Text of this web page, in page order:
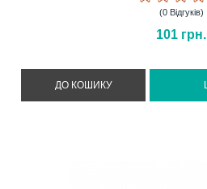
(0 Відгуків)
101 грн.